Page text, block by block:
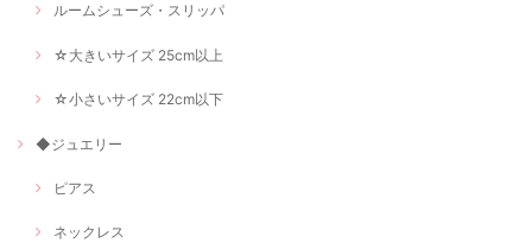
ルームシューズ・スリッパ
☆大きいサイズ 25cm以上
☆小さいサイズ 22cm以下
◆ジュエリー
ピアス
ネックレス